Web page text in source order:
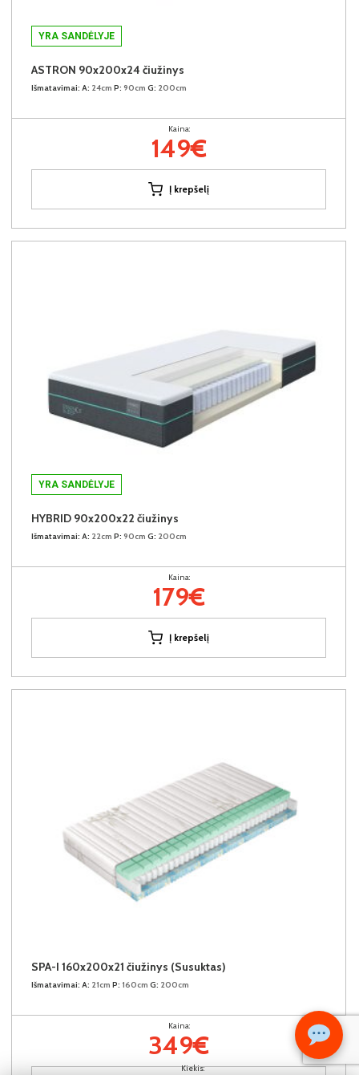
Kiekis:
YRA SANDĖLYJE
ASTRON 90x200x24 čiužinys
Išmatavimai: A: 24cm P: 90cm G: 200cm
Kaina:
149€
Į krepšelį
YRA SANDĖLYJE
HYBRID 90x200x22 čiužinys
Išmatavimai: A: 22cm P: 90cm G: 200cm
Kaina:
179€
Į krepšelį
SPA-I 160x200x21 čiužinys (Susuktas)
Išmatavimai: A: 21cm P: 160cm G: 200cm
Kaina:
349€